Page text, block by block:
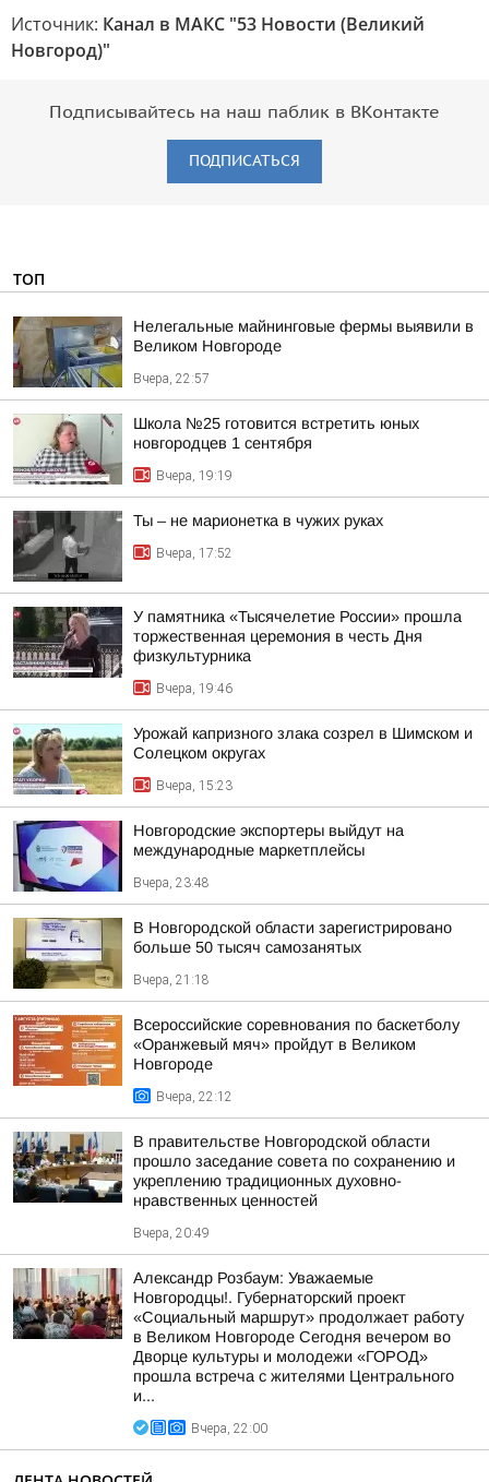
Источник: Канал в МАКС "53 Новости (Великий
Новгород)"
Подписывайтесь на наш паблик в ВКонтакте
ПОДПИСАТЬСЯ
ТОП
Нелегальные майнинговые фермы выявили в
Великом Новгороде
Вчера, 22:57
Школа №25 готовится встретить юных
новгородцев 1 сентября
Вчера, 19:19
Ты – не марионетка в чужих руках
Вчера, 17:52
У памятника «Тысячелетие России» прошла
торжественная церемония в честь Дня
физкультурника
Вчера, 19:46
Урожай капризного злака созрел в Шимском и
Солецком округах
Вчера, 15:23
Новгородские экспортеры выйдут на
международные маркетплейсы
Вчера, 23:48
В Новгородской области зарегистрировано
больше 50 тысяч самозанятых
Вчера, 21:18
Всероссийские соревнования по баскетболу
«Оранжевый мяч» пройдут в Великом
Новгороде
Вчера, 22:12
В правительстве Новгородской области
прошло заседание совета по сохранению и
укреплению традиционных духовно-
нравственных ценностей
Вчера, 20:49
Александр Розбаум: Уважаемые
Новгородцы!. Губернаторский проект
«Социальный маршрут» продолжает работу
в Великом Новгороде Сегодня вечером во
Дворце культуры и молодежи «ГОРОД»
прошла встреча с жителями Центрального
и...
Вчера, 22:00